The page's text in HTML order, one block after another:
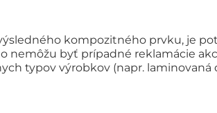
kompozitného prvku, je
nemôžu byť prípadné reklamácie
typov výrobkov (napr.